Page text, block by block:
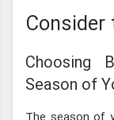
Consider
Choosing
Season of